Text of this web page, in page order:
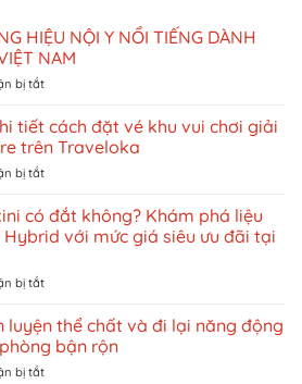
HIỆU NỘI Y NỔI TIẾNG DÀNH
NAM
bị tắtở
THƯƠNG
HIỆU
NỘI
NỔI
TIẾNG
DÀNH
NỮ
VIỆT
NAM
tiết cách đặt vé khu vui chơi giải
trên Traveloka
bị tắtở
dẫn
chi
tiết
đặt
khu
vui
chơi
giải
có đắt không? Khám phá liệu
Hybrid với mức giá siêu ưu đãi tại
bị tắtở
lông
bikini
có
đắt
luyện thể chất và đi lại năng động
bận rộn
bị tắtở